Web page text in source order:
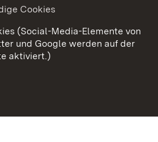
Barrierefreiheit
Cookies
Cookies
(Social-Media-Elemente von
und Google werden auf der
aktiviert.)